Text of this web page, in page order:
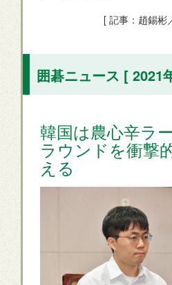
[ 記事：趙錫彬
囲碁ニュース [ 2021
韓国は農心辛ラ
ラウンドを衝撃
える